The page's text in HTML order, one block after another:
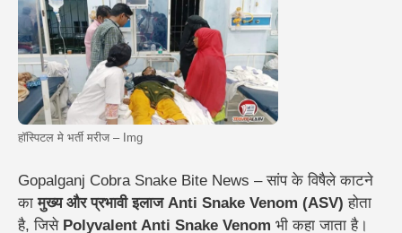
हॉस्पिटल मे भर्ती मरीज – Img
Gopalganj Cobra Snake Bite News – सांप के विषैले काटने
कामुख्य और प्रभावी इलाज Anti Snake Venom (ASV) होता
है, जिसे Polyvalent Anti Snake Venom भी कहा जाता है।